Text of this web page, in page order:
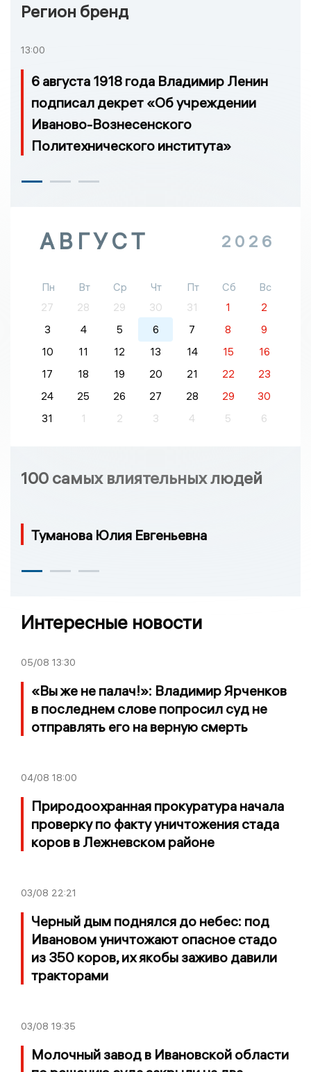
Регион бренд
13:00
6 августа 1918 года Владимир Ленин
подписал декрет «Об учреждении
Иваново-Вознесенского
Политехнического института»
АВГУСТ 2026
Пн Вт Ср Чт Пт Сб
Вс
27
28 29 30 31 1
2
3
4 5 6 7 8
9
10
11 12 13 14 15
16
17
18 19 20 21 22
23
24
25 26 27 28 29
30
31
1 2 3 4 5 6
100 самых влиятельных людей
Туманова Юлия Евгеньевна
Интересные новости
05/08 13:30
«Вы же не палач!»: Владимир Ярченков
в последнем слове попросил суд не
отправлять его на верную смерть
04/08 18:00
Природоохранная прокуратура начала
проверку по факту уничтожения стада
коров в Лежневском районе
03/08 22:21
Черный дым поднялся до небес: под
Ивановом уничтожают опасное стадо
из 350 коров, их якобы заживо давили
тракторами
03/08 19:35
Молочный завод в Ивановской области